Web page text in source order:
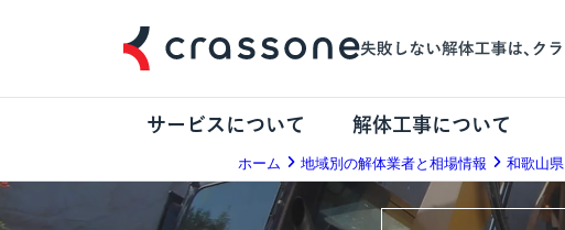
サービスについて 解体工事について
ホーム 地域別の解体業者と相場情報 和歌山県